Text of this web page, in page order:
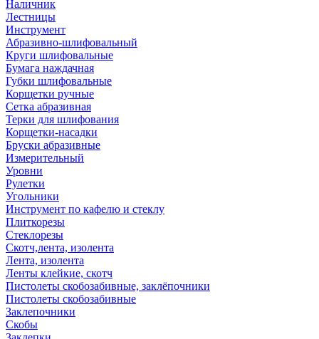
Наличник
Лестницы
Инструмент
Абразивно-шлифовальный
Круги шлифовальные
Бумага наждачная
Губки шлифовальные
Корщетки ручные
Сетка абразивная
Терки для шлифования
Корщетки-насадки
Бруски абразивные
Измерительный
Уровни
Рулетки
Угольники
Инструмент по кафелю и стеклу
Плиткорезы
Стеклорезы
Скотч,лента, изолента
Лента, изолента
Ленты клейкие, скотч
Пистолеты скобозабивные, заклёпочники
Пистолеты скобозабивные
Заклепочники
Скобы